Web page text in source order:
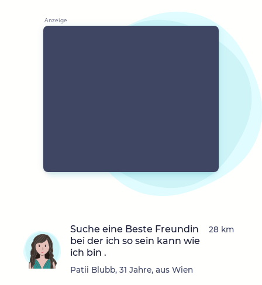
Suche eine Beste Freundin
bei der ich so sein kann wie
ich bin .
Patii Blubb, 31 Jahre, aus Wien
28 km